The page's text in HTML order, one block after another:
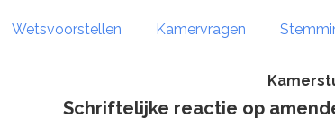
Wetsvoorstellen Kamervragen
Schriftelijke reactie op